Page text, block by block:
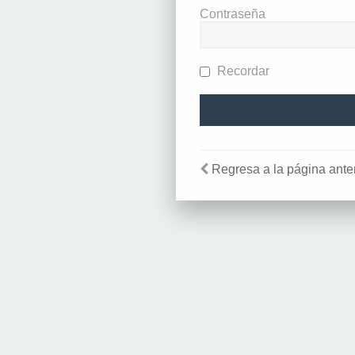
Contraseña
Recordar
Regresa a la página